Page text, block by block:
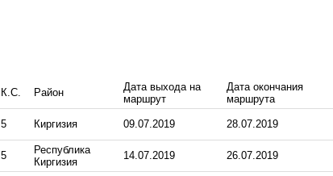
К.С. Район
Дата выхода на
маршрут
Дата окончания
маршрута
5 Киргизия 09.07.2019 28.07.2019
5
Республика
Киргизия
14.07.2019 26.07.2019